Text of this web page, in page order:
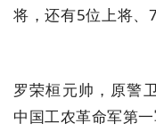
将，还有5位上将
罗荣桓元帅，原警
中国工农革命军第